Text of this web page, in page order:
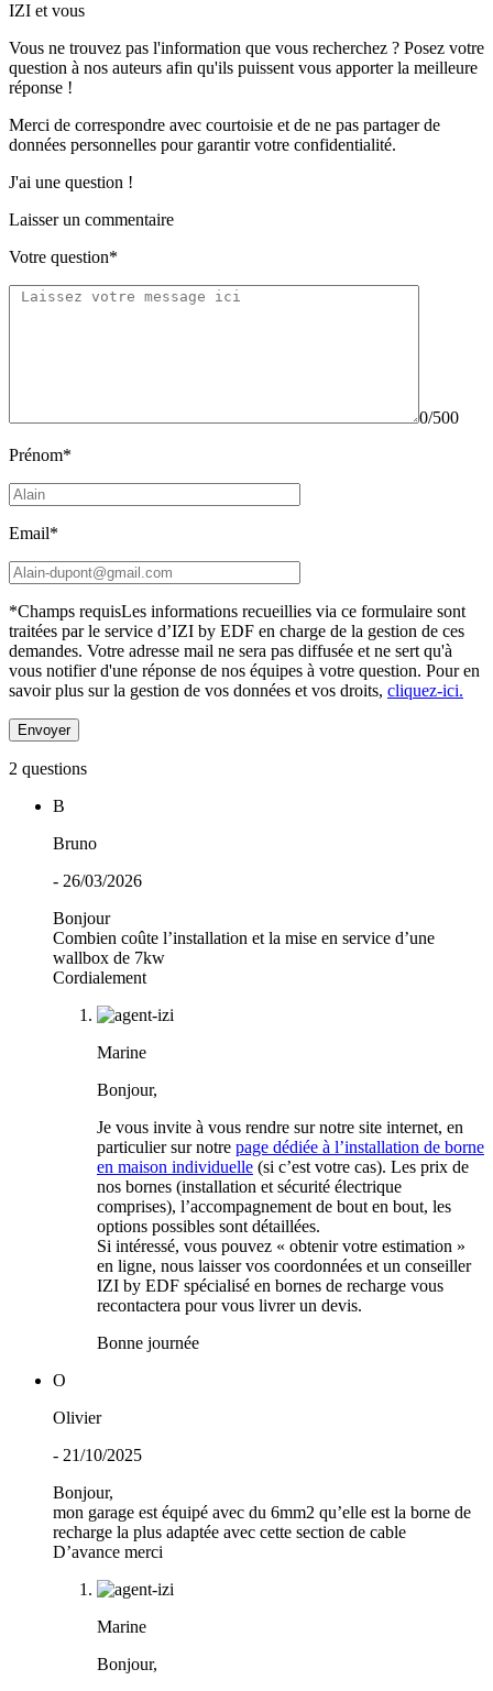
IZI et vous
Vous ne trouvez pas l'information que vous recherchez ? Posez votre
question à nos auteurs afin qu'ils puissent vous apporterla meilleure
réponse !
Merci de correspondre avec courtoisie et de ne pas partagerde
données personnelles pour garantir votre confidentialité.
J'ai une question !
Laisser un commentaire
Votre question*
0/500
Prénom*
Email*
*Champs requisLes informations recueillies via ce formulaire sont
traitées par le service d’IZI by EDF en charge de la gestion de ces
demandes. Votre adresse mail ne sera pas diffusée et ne sert qu'à
vous notifier d'une réponse de nos équipes à votre question. Pour en
savoir plus sur la gestion de vos données et vos droits, cliquez-ici.
2 questions
B
Bruno
- 26/03/2026
Bonjour
Combien coûte l’installation et la mise en service d’une
wallbox de 7kw
Cordialement
Marine
Bonjour,
Je vous invite à vous rendre sur notre site internet, en
particulier sur notre page dédiée à l’installation de borne
en maison individuelle (si c’est votre cas). Les prix de
nos bornes (installation et sécurité électrique
comprises), l’accompagnement de bout en bout, les
options possibles sont détaillées.
Si intéressé, vous pouvez « obtenir votre estimation »
en ligne, nous laisser vos coordonnées et un conseiller
IZI by EDF spécialisé en bornes de recharge vous
recontactera pour vous livrer un devis.
Bonne journée
O
Olivier
- 21/10/2025
Bonjour,
mon garage est équipé avec du 6mm2 qu’elle est la borne de
recharge la plus adaptée avec cette section de cable
D’avance merci
Marine
Bonjour,